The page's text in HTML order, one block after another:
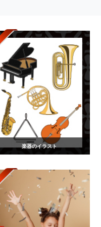
楽器のイラスト